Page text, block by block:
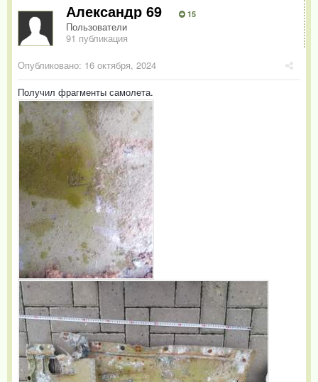
Александр 69 15
Пользователи
91 публикация
Опубликовано: 16 октября, 2024
Получил фрагменты самолета.